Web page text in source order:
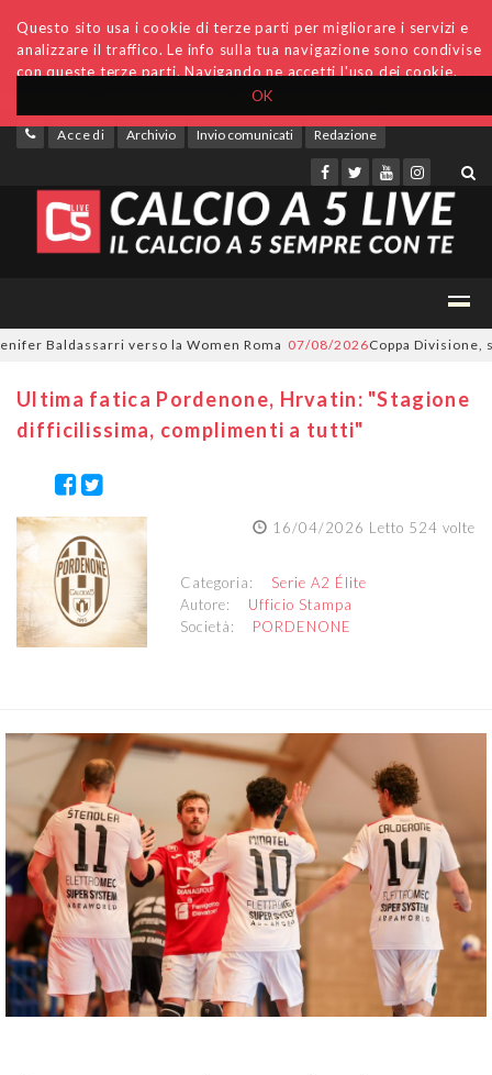
OK
Questo sito usa i cookie di terze parti per migliorare i servizi e
analizzare il traffico. Le info sulla tua navigazione sono condivise
con queste terze parti. Navigando ne accetti l'uso dei cookie.
Accedi Archivio Invio comunicati Redazione
verso la Women Roma 07/08/2026Coppa Divisione, si
Ultima fatica Pordenone, Hrvatin: "Stagione
difficilissima, complimenti a tutti"
16/04/2026 Letto 524 volte
Categoria: Serie A2 Élite
Autore: Ufficio Stampa
Società: PORDENONE